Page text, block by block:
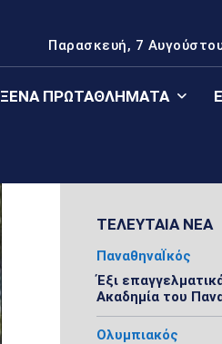
Παρασκευή, 7
ΞΈΝΑ ΠΡΩΤΑΘΛΉΜΑΤΑ
ΤΕΛΕΥΤΑΙΑ ΝΕΑ
ΠαναθηναΪκός
Έξι
Ακαδημία του
Ολυμπιακός